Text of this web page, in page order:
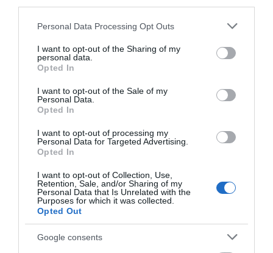
Please note that this website/app uses one or more Google
not limited to your visit or usage behaviour. You may click to
grant or deny consent to Google and its third-party tags to
use your data for below specified purposes in below Google
consent section.
Personal Data Processing Opt Outs
I want to opt-out of the Sharing of my
personal data.
Opted In
I want to opt-out of the Sale of my
Personal Data.
Opted In
I want to opt-out of processing my
Personal Data for Targeted Advertising.
Opted In
I want to opt-out of Collection, Use,
Retention, Sale, and/or Sharing of my
Personal Data that Is Unrelated with the
Purposes for which it was collected.
Opted Out
Google consents